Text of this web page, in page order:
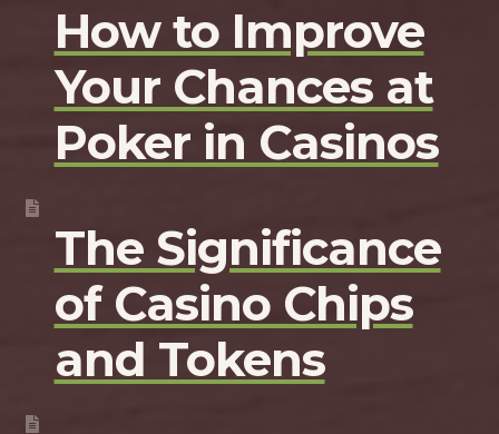
How to Improve
Your Chances at
Poker in Casinos
The Significance
of Casino Chips
and Tokens